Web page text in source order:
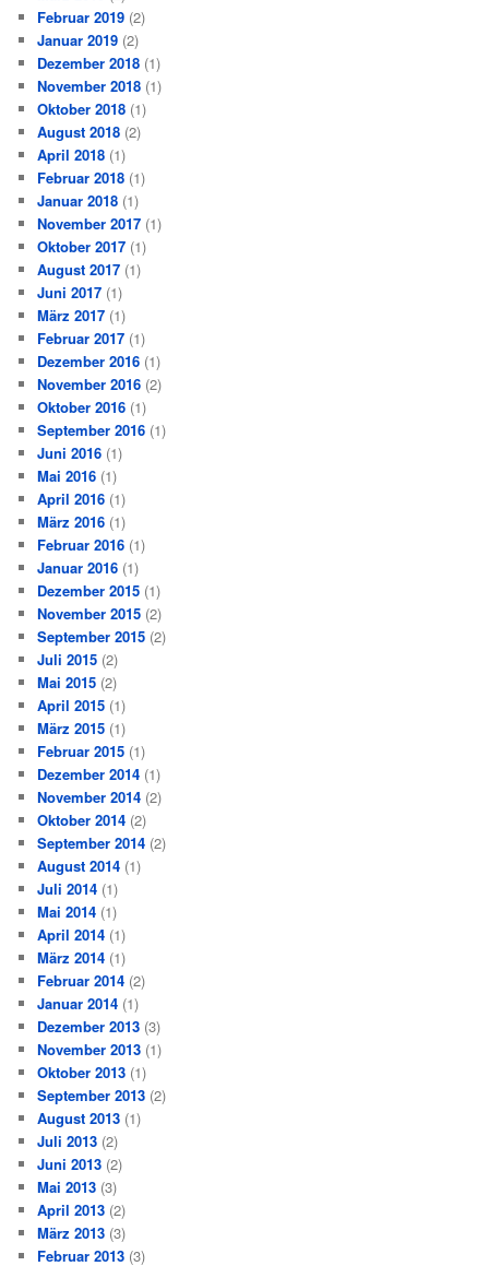
Februar 2019 (2)
Januar 2019 (2)
Dezember 2018 (1)
November 2018 (1)
Oktober 2018 (1)
August 2018 (2)
April 2018 (1)
Februar 2018 (1)
Januar 2018 (1)
November 2017 (1)
Oktober 2017 (1)
August 2017 (1)
Juni 2017 (1)
März 2017 (1)
Februar 2017 (1)
Dezember 2016 (1)
November 2016 (2)
Oktober 2016 (1)
September 2016 (1)
Juni 2016 (1)
Mai 2016 (1)
April 2016 (1)
März 2016 (1)
Februar 2016 (1)
Januar 2016 (1)
Dezember 2015 (1)
November 2015 (2)
September 2015 (2)
Juli 2015 (2)
Mai 2015 (2)
April 2015 (1)
März 2015 (1)
Februar 2015 (1)
Dezember 2014 (1)
November 2014 (2)
Oktober 2014 (2)
September 2014 (2)
August 2014 (1)
Juli 2014 (1)
Mai 2014 (1)
April 2014 (1)
März 2014 (1)
Februar 2014 (2)
Januar 2014 (1)
Dezember 2013 (3)
November 2013 (1)
Oktober 2013 (1)
September 2013 (2)
August 2013 (1)
Juli 2013 (2)
Juni 2013 (2)
Mai 2013 (3)
April 2013 (2)
März 2013 (3)
Februar 2013 (3)